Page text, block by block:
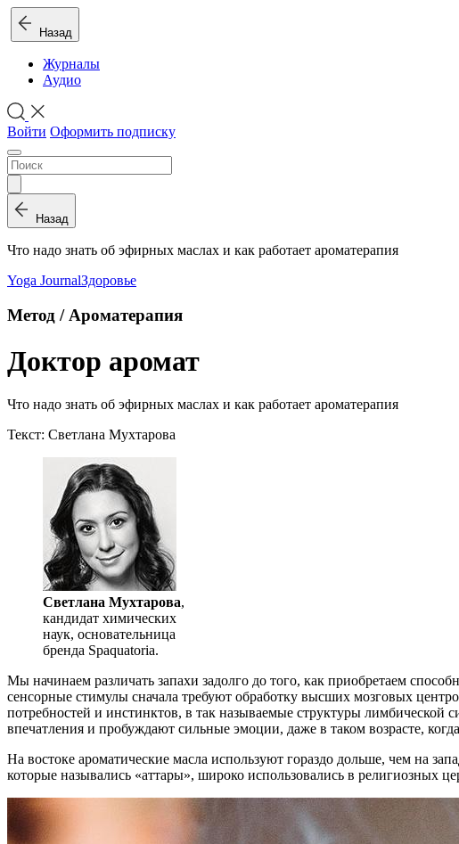
Назад
Журналы
Аудио
Войти Оформить подписку
Назад
Что надо знать об эфирных маслах и как работает ароматерапия
Yoga JournalЗдоровье
Метод / Ароматерапия
Доктор аромат
Что надо знать об эфирных маслах и как работает ароматерапия
Текст: Светлана Мухтарова
Светлана Мухтарова,
кандидат химических
наук, основательница
бренда Spaquatoria.
Мы начинаем различать запахи задолго до того, как приобретаем
сенсорные стимулы сначала требуют обработку высших мозговых
потребностей и инстинктов, в так называемые структуры лимбической
впечатления и пробуждают сильные эмоции, даже в таком возрасте,
На востоке ароматические масла используют гораздо дольше, чем на
которые назывались «аттары», широко использовались в религиозных